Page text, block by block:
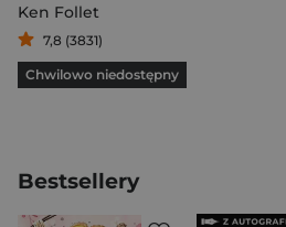
Ken Follet
7,8 (3831)
Chwilowo niedostępny
Bestsellery